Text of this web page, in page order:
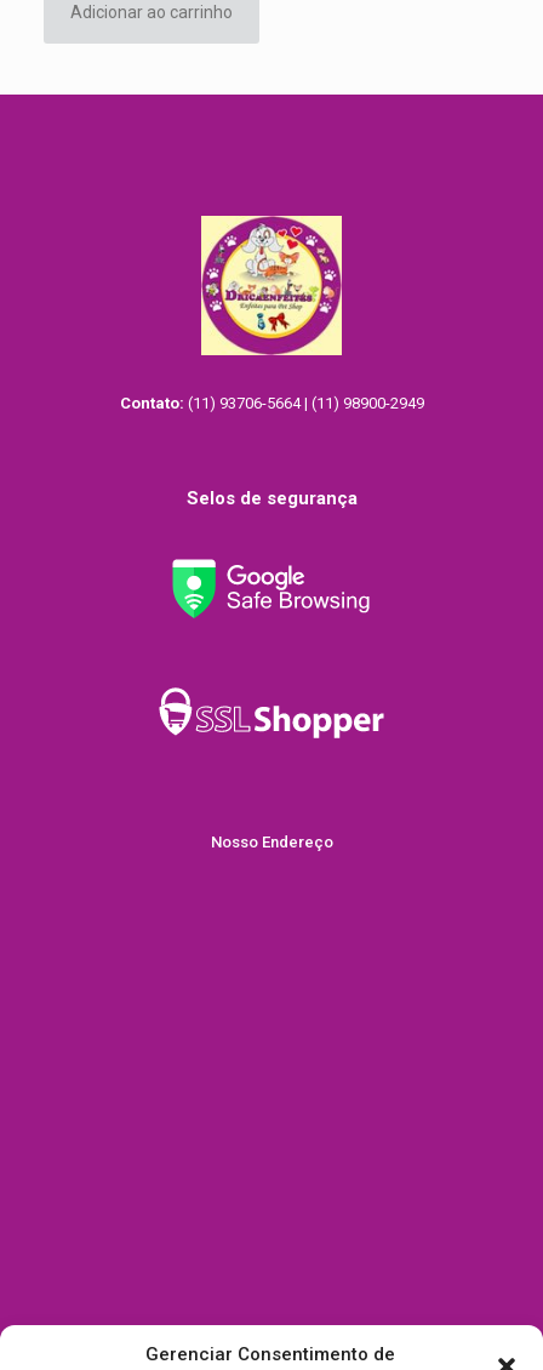
Gerenciar Consentimento de
Adicionar ao carrinho
Contato: (11) 93706-5664 | (11) 98900-2949
Selos de segurança
Nosso Endereço